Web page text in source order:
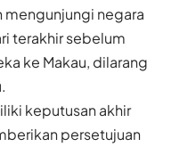
mengunjungi negara
terakhir sebelum
ke Makau, dilarang
keputusan akhir
persetujuan